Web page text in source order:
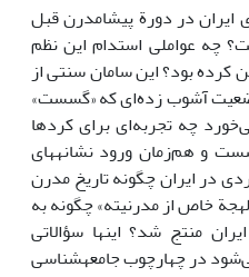
ایران در دورة پیشامدرن قبل
بوده است؟ چه عواملی استدام این نظم
کرده بود؟ این سامان سنتی از
آشوب زده‌ای که «گسست»
چه تجربه‌ای برای کردها
و هم‌زمان ورود نشانه­های
در ایران چگونه تاریخ مدرن
خاص از مدرنیته» چگونه به
منتج شد؟ این­ها سؤالاتی
در چهارچوب جامعه­شناسی